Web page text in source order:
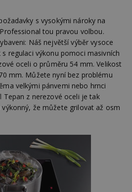
s vysokými nároky na
tou pravou volbou.
Náš největší výběr vysoce
regulaci výkonu pomoci masivních
oceli o průměru 54 mm. Velikost
mm. Můžete nyní bez problému
velkými pánvemi nebo hrnci
Tepan z nerezové oceli je tak
že můžete grilovat až osm